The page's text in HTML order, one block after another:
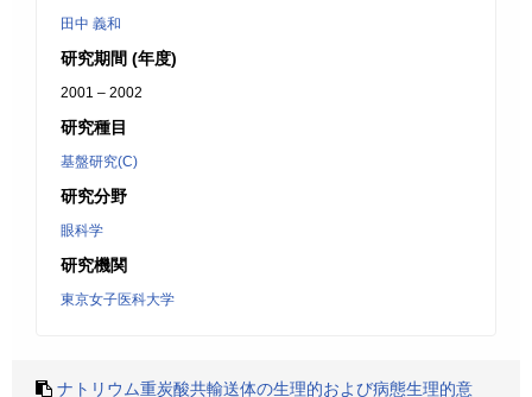
田中 義和
研究期間 (年度)
2001 – 2002
研究種目
基盤研究(C)
研究分野
眼科学
研究機関
東京女子医科大学
ナトリウム重炭酸共輸送体の生理的および病態生理的意